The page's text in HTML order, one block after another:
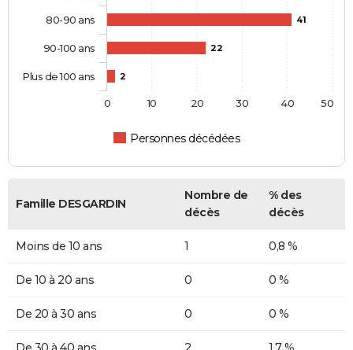
41
22
2
Personnes décédées
80-90 ans
90-100 ans
Plus de 100 ans
0 10 20 30 40 50
Famille DESGARDIN
Nombre de
décès
% des
décès
Moins de 10 ans 1 0,8 %
De 10 à 20 ans 0 0 %
De 20 à 30 ans 0 0 %